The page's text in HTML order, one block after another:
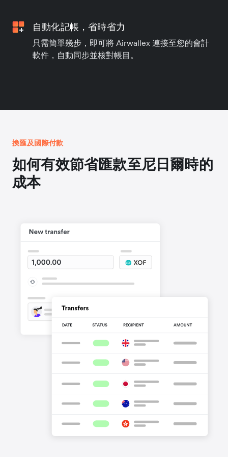
自動化記帳，省時省力
只需簡單幾步，即可將 Airwallex 連接至您的會計
軟件，自動同步並核對帳目。
換匯及國際付款
如何有效節省匯款至尼日爾時的
成本